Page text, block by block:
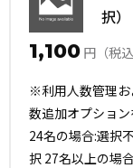
択）
1,100 円（税
※利用人数管理お
数追加オプション
24名の場合:選択
択 27名以上の場